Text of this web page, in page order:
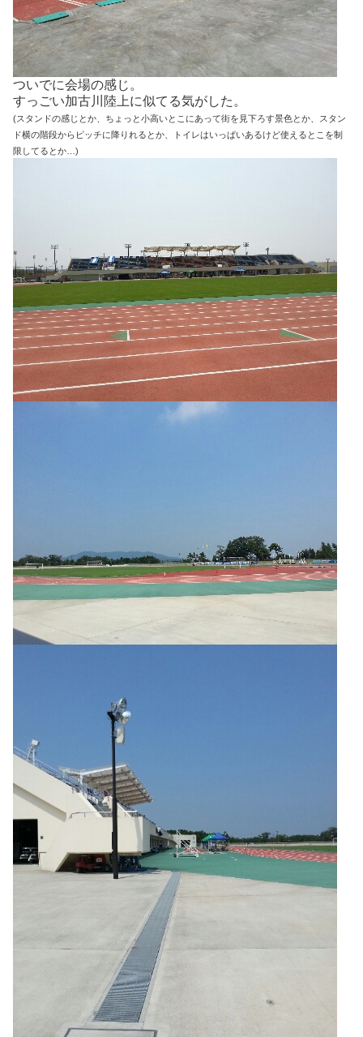
ついでに会場の感じ。
すっごい加古川陸上に似てる気がした。
(スタンドの感じとか、ちょっと小高いとこにあって街を見下ろす景色とか、 スタン
ド横の階段からピッチに降りれるとか、トイレはいっぱいあるけど使えるとこを制
限してるとか…)